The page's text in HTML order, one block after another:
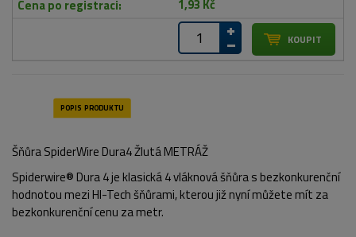
1,93 Kč
Šňůra SpiderWire Dura4 Žlutá METRÁŽ
Spiderwire® Dura 4 je klasická 4 vláknová šňůra s bezkonkurenční
hodnotou mezi HI-Tech šňůrami, kterou již nyní můžete mít za
bezkonkurenční cenu za metr.